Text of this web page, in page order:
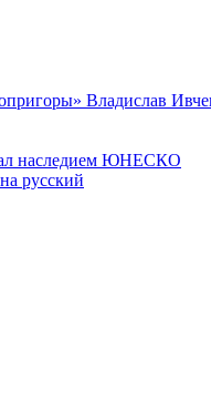
Владислав
наследием ЮНЕСКО
русский